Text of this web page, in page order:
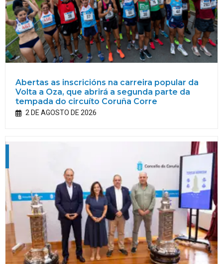
Abertas as inscricións na carreira popular da
Volta a Oza, que abrirá a segunda parte da
tempada do circuíto Coruña Corre
2 DE AGOSTO DE 2026